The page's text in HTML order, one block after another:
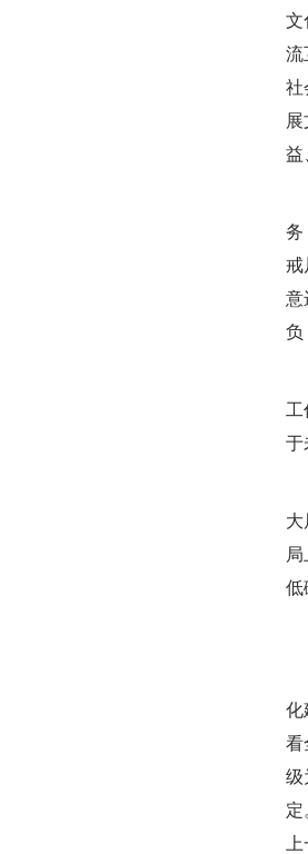
文
流
社
益
务
戒
意
负
工
于
大
低
化
看
级
定